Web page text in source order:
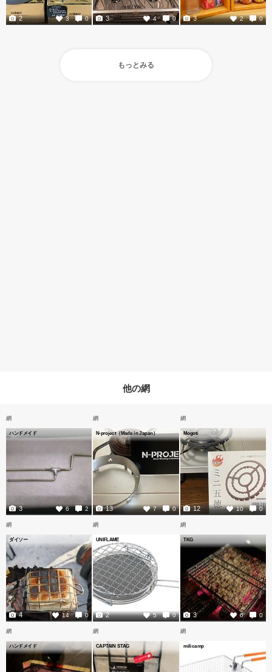
3 0
2 4 0
3 2 0
3
もっとみる
他の網
網
ハンドメイド
6 2
3
網
N-project（Made in Japan）
7 0
13
網
Mogoti
10 0
12
網
ダイソー
14 0
4
網
UNIFLAME
5 0
2
網
TKG
6 0
3
網
ハンドメイド
網
CAPTAIN STAG
網
milicamp